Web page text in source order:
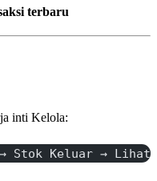
terbaru
inti Kelola:
→ Stok Keluar → Lihat